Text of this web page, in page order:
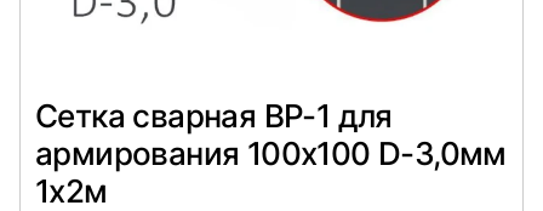
Сетка сварная ВР-1 для
армирования 100х100 D-3,0мм
1х2м